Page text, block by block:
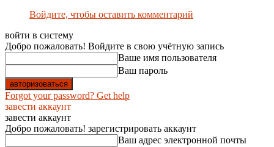
Войдите, чтобы оставить комментарий
войти в систему
Добро пожаловать! Войдите в свою учётную запись
Ваше имя пользователя
Ваш пароль
Forgot your password? Get help
завести аккаунт
завести аккаунт
Добро пожаловать! зарегистрировать аккаунт
Ваш адрес электронной почты